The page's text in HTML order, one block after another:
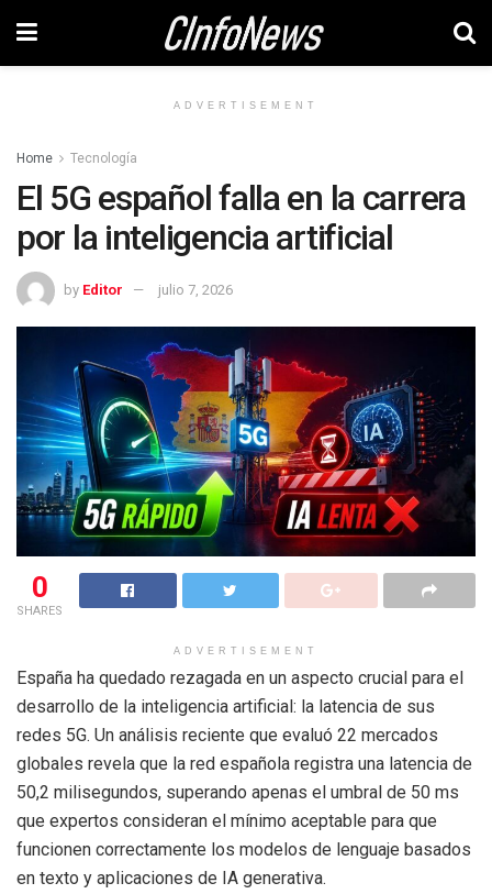
ADVERTISEMENT
Home Tecnología
El 5G español falla en la carrera
por la inteligencia artificial
by Editor julio 7, 2026
0
SHARES
ADVERTISEMENT
España ha quedado rezagada en un aspecto crucial para el
desarrollo de la inteligencia artificial: la latencia de sus
redes 5G. Un análisis reciente que evaluó 22 mercados
globales revela que la red española registra una latencia de
50,2 milisegundos, superando apenas el umbral de 50 ms
que expertos consideran el mínimo aceptable para que
funcionen correctamente los modelos de lenguaje basados
en texto y aplicaciones de IA generativa.